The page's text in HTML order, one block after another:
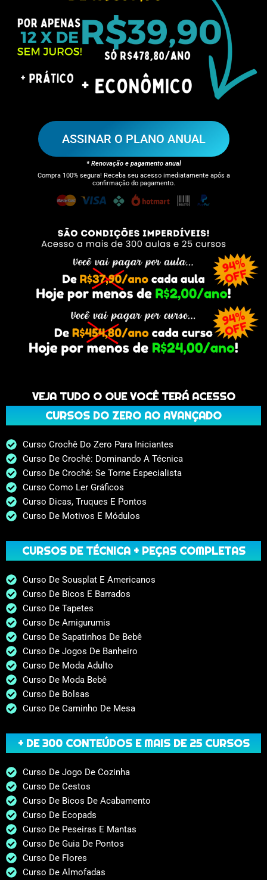
ASSINAR O PLANO ANUAL
* Renovação e pagamento anual
Compra 100% segura! Receba seu acesso imediatamente após a
confirmação do pagamento.
VEJA TUDO O QUE VOCÊ TERÁ ACESSO
CURSOS DO ZERO AO AVANÇADO
Curso Crochê Do Zero Para Iniciantes
Curso De Crochê: Dominando A Técnica
Curso De Crochê: Se Torne Especialista
Curso Como Ler Gráficos
Curso Dicas, Truques E Pontos
Curso De Motivos E Módulos
CURSOS DE TÉCNICA + PEÇAS COMPLETAS
Curso De Sousplat E Americanos
Curso De Bicos E Barrados
Curso De Tapetes
Curso De Amigurumis
Curso De Sapatinhos De Bebê
Curso De Jogos De Banheiro
Curso De Moda Adulto
Curso De Moda Bebê
Curso De Bolsas
Curso De Caminho De Mesa
+ DE 300 CONTEÚDOS E MAIS DE 25 CURSOS
Curso De Jogo De Cozinha
Curso De Cestos
Curso De Bicos De Acabamento
Curso De Ecopads
Curso De Peseiras E Mantas
Curso De Guia De Pontos
Curso De Flores
Curso De Almofadas